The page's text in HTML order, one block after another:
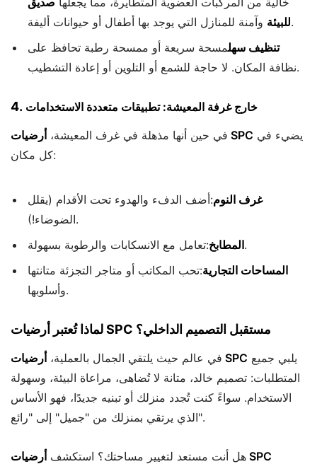
للبيئةوآمنة للمنازل التي يوجد بها أطفال أو حيوانات أليفة.
تنظيف سهلمسحة سريعة أو ممسحة رطبة تحافظ على
نظافة المكان. لا حاجة للشمع أو التلوين أو إعادة التشطيب.
4. خارج غرفة المعيشة: تطبيقات متعددة الاستخدامات
في حين أنها مذهلة في غرف المعيشة، أرضيات SPC
كل مكان:
غرف النوم:أضف الدفء والهدوء تحت الأقدام (يقلل
الضوضاء!).
المطابخ:تعامل مع الانسكابات والرطوبة بسهولة.
المساحات التجارية:تحب المكاتب أو متاجر التجزئة متانتها
وأسلوبها.
لماذا تُعتبر أرضيات SPC مستقبل التصميم الداخلي؟
في عالم حيث يلتقي الجمال بالعملية، أرضيات SPC
المتطلبات: تصميم خالد، متانة لا تُضاهى، مراعاة البيئة، وسهولة
الاستخدام. سواءً كنت تُجدد منزلك أو تبنيه جديدًا، فهو الأساس
الذي يرتقي بمنزلك من "جميل" إلى "رائع".
هل أنت مستعد لتغيير مساحتك؟ استكشفأرضيات SPC